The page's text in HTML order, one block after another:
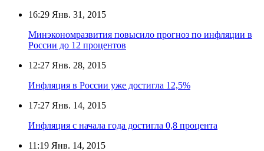
16:29 Янв. 31, 2015
Минэкономразвития повысило прогноз по инфляции в
России до 12 процентов
12:27 Янв. 28, 2015
Инфляция в России уже достигла 12,5%
17:27 Янв. 14, 2015
Инфляция с начала года достигла 0,8 процента
11:19 Янв. 14, 2015